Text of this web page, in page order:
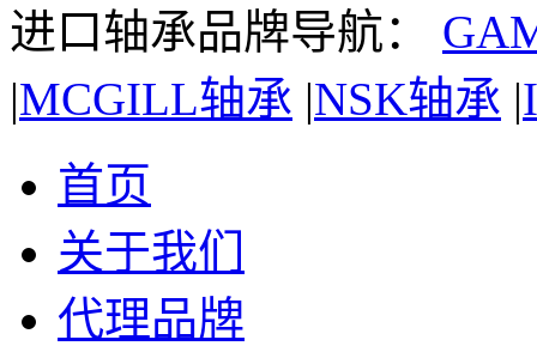
进口轴承品牌导航：
|MCGILL轴承 |NSK轴承 |
首页
关于我们
代理品牌